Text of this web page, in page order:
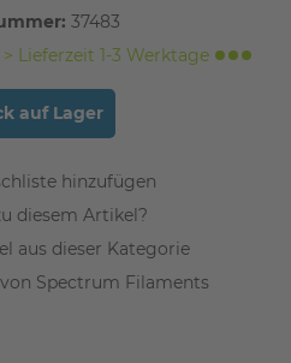
37483
Lieferzeit 1-3 Werktage
auf Lager
diesem Artikel?
aus dieser Kategorie
Spectrum Filaments